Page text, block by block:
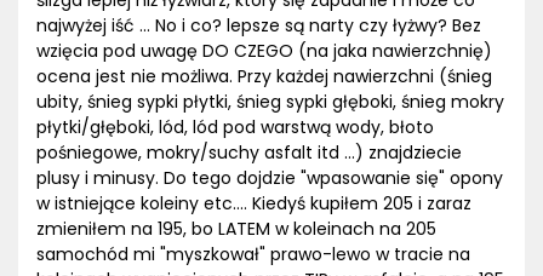
najwyżej iść ... No i co? lepsze są narty czy łyżwy? Bez
wzięcia pod uwagę DO CZEGO (na jaka nawierzchnię)
ocena jest nie możliwa. Przy każdej nawierzchni (śnieg
ubity, śnieg sypki płytki, śnieg sypki głęboki, śnieg mokry
płytki/głęboki, lód, lód pod warstwą wody, błoto
pośniegowe, mokry/suchy asfalt itd ...) znajdziecie
plusy i minusy. Do tego dojdzie "wpasowanie się" opony
w istniejące koleiny etc.... Kiedyś kupiłem 205 i zaraz
zmieniłem na 195, bo LATEM w koleinach na 205
samochód mi "myszkował" prawo-lewo w tracie na